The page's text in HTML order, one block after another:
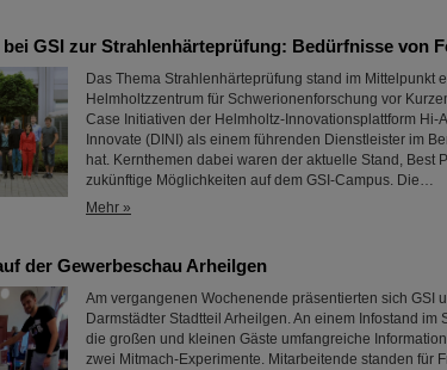
GSI zur Strahlenhärteprüfung: Bedürfnisse von
Das Thema Strahlenhärteprüfung stand im Mittelpunkt
Helmholtzzentrum für Schwerionenforschung vor
Case Initiativen der Helmholtz-Innovationsplattform Hi-
Innovate (DINI) als einem führenden Dienstleister im
hat. Kernthemen dabei waren der aktuelle Stand, Best
zukünftige Möglichkeiten auf dem GSI-Campus. Die…
Mehr »
der Gewerbeschau Arheilgen
Am vergangenen Wochenende präsentierten sich GSI
Darmstädter Stadtteil Arheilgen. An einem Infostand im
die großen und kleinen Gäste umfangreiche
zwei Mitmach-Experimente. Mitarbeitende standen für